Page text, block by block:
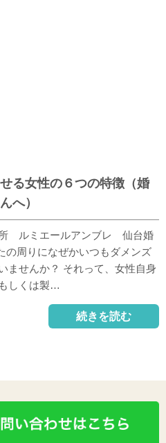
る女性の６つの特徴（婚
へ）
所 ルミエールアンブレ 仙台婚
周りになぜかいつもダメンズ
ませんか？ それって、女性自身
しくは製…
続きを読む